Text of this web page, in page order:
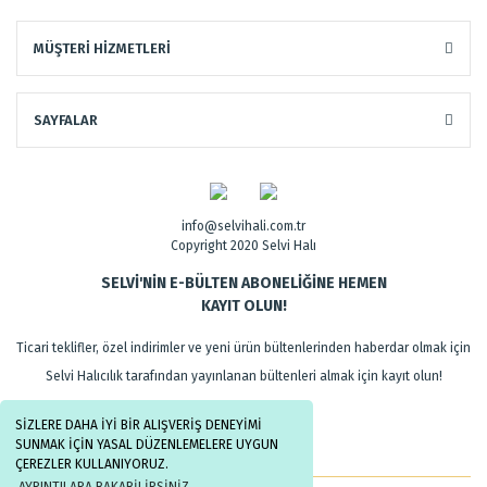
SİZLERE DAHA İYİ BİR ALIŞVERİŞ DENEYİMİ
SUNMAK İÇİN YASAL DÜZENLEMELERE UYGUN
ÇEREZLER KULLANIYORUZ.
MÜŞTERİ HİZMETLERİ
SAYFALAR
info@selvihali.com.tr
Copyright 2020 Selvi Halı
SELVİ'NİN E-BÜLTEN ABONELİĞİNE HEMEN
KAYIT OLUN!
Ticari teklifler, özel indirimler ve yeni ürün bültenlerinden haberdar olmak için
Selvi Halıcılık tarafından yayınlanan bültenleri almak için kayıt olun!